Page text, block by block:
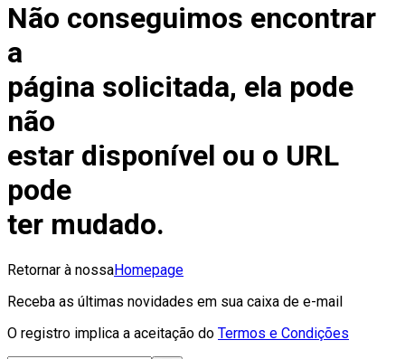
Não conseguimos encontrar
a
página solicitada, ela pode
não
estar disponível ou o URL
pode
ter mudado.
Retornar à nossaHomepage
Receba as últimas novidades em sua caixa de e-mail
O registro implica a aceitação do Termos e Condições